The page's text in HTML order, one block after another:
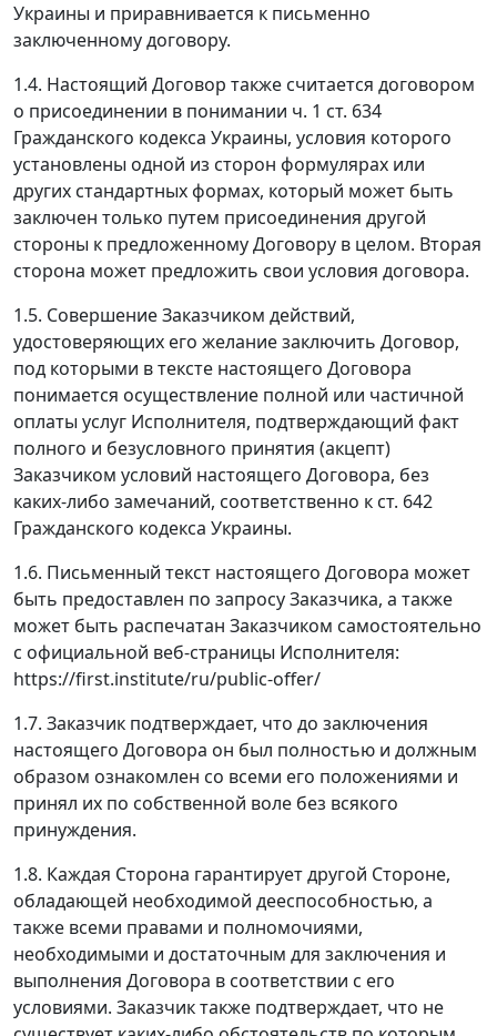
Украины и приравнивается к письменно
заключенному договору.
1.4. Настоящий Договор также считается договором
о присоединении в понимании ч. 1 ст. 634
Гражданского кодекса Украины, условия которого
установлены одной из сторон формулярах или
других стандартных формах, который может быть
заключен только путем присоединения другой
стороны к предложенному Договору в целом. Вторая
сторона может предложить свои условия договора.
1.5. Совершение Заказчиком действий,
удостоверяющих его желание заключить Договор,
под которыми в тексте настоящего Договора
понимается осуществление полной или частичной
оплаты услуг Исполнителя, подтверждающий факт
полного и безусловного принятия (акцепт)
Заказчиком условий настоящего Договора, без
каких-либо замечаний, соответственно к ст. 642
Гражданского кодекса Украины.
1.6. Письменный текст настоящего Договора может
быть предоставлен по запросу Заказчика, а также
может быть распечатан Заказчиком самостоятельно
с официальной веб-страницы Исполнителя:
https://first.institute/ru/public-offer/
1.7. Заказчик подтверждает, что до заключения
настоящего Договора он был полностью и должным
образом ознакомлен со всеми его положениями и
принял их по собственной воле без всякого
принуждения.
1.8. Каждая Сторона гарантирует другой Стороне,
обладающей необходимой дееспособностью, а
также всеми правами и полномочиями,
необходимыми и достаточным для заключения и
выполнения Договора в соответствии с его
условиями. Заказчик также подтверждает, что не